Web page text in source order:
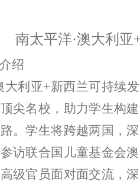
南太平洋·澳大利
绍
大利亚+新西兰可持续
尖名校，助力学生构
。学生将跨越两国，
访联合国儿童基金会
级官员面对面交流，